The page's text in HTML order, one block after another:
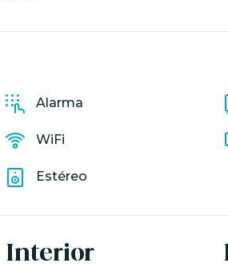
Alarma
WiFi
Estéreo
Interior